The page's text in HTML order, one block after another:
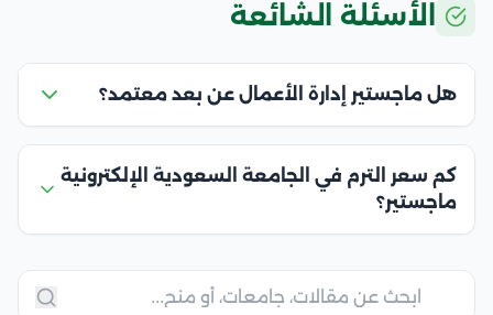
الأسئلة الشائعة
هل ماجستير إدارة الأعمال عن بعد معتمد؟
كم سعر الترم في الجامعة السعودية الإلكترونية
ماجستير؟